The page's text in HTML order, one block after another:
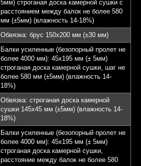
5мм) строганая доска камерной сушки с
расстоянием между балок не более 580
мм (±5мм) (влажность 14-18%)
Обвязка: брус 150х200 мм (±30 мм)
Балки усиленные (безопорный пролет не
более 4000 мм): 45х195 мм (± 5мм)
строганая доска камерной сушки, шаг не
более 580 мм (±5мм) (влажность 14-
18%)
Обвязка: строганая доска камерной
сушки 145х45 мм (±5мм) (влажность 14-
18%)
Балки усиленные (безопорный пролет не
более 4000 мм): 45х195 мм (± 5мм)
строганая доска камерной сушки,
расстояние между балок не более 580